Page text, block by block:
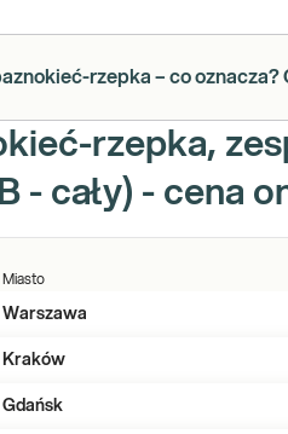
rzepka – co oznacza?
rzepka,
- cały) - cena
Miasto
Warszawa
Kraków
Gdańsk